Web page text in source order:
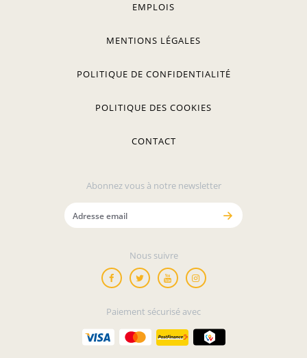
EMPLOIS
MENTIONS LÉGALES
POLITIQUE DE CONFIDENTIALITÉ
POLITIQUE DES COOKIES
CONTACT
Abonnez vous à notre newsletter
Nous suivre
Paiement sécurisé avec